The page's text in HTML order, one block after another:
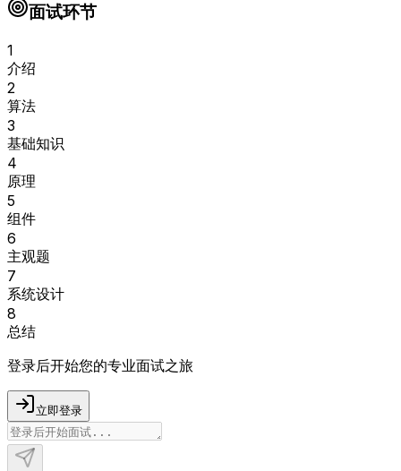
面试环节
1
介绍
2
算法
3
基础知识
4
原理
5
组件
6
主观题
7
系统设计
8
总结
登录后开始您的专业面试之旅
立即登录